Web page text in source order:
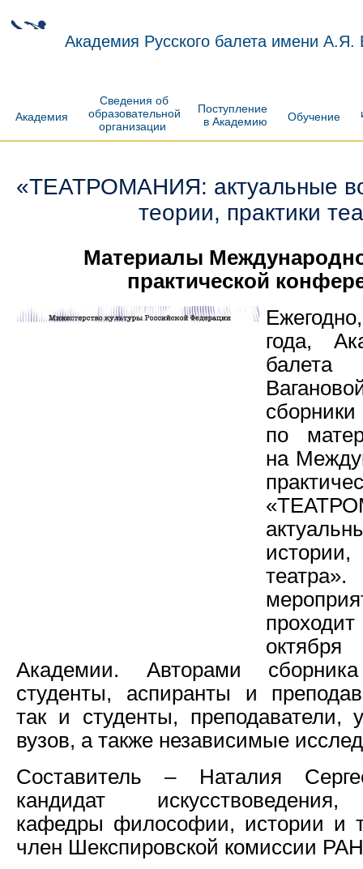
Академия Русского балета имени А.Я.
Академия
Сведения об
образовательной
организации
Поступление
в Академию
Обучение
«ТЕАТРОМАНИЯ: актуальные
теории, практики
Материалы
практической
года,
по
на
истории,
Академии. Авторами
студенты, аспиранты и
так и студенты, преподаватели,
вузов, а также независимые
Составитель – Наталия
кандидат искусствоведения,
кафедры философии, истории и
член Шекспировской комиссии